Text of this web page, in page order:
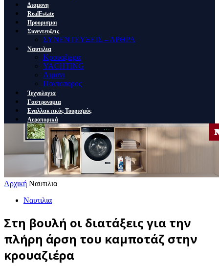
Διαμονη
RealEstate
Προορισμοι
Συνεντευξεις
ΣΥΝΕΝΤΕΥΞΕΙΣ – ΑΡΘΡΑ
Ναυτιλια
Κρουαζιερα
YACHTING
Λιμανι
Ποντοπορος
Τεχνολογια
Γαστρονομια
Εναλλακτικός Τουρισμός
Αεροπορικά
Αρχική Ναυτιλια
Ναυτιλια
Στη βουλή οι διατάξεις για την
πλήρη άρση του καμποτάζ στην
κρουαζιέρα